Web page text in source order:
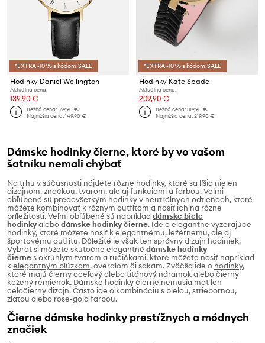
*EXTRA -10 % s kódom:SALE
Hodinky Daniel Wellington
Aktuálna cena:
139,90 €
Bežná cena:169,90 €
Najnižšia cena:149,90 €
*EXTRA -10 % s kódom:SALE
Hodinky Kate Spade
Aktuálna cena:
209,90 €
Bežná cena:319,90 €
Najnižšia cena:219,90 €
Dámske hodinky čierne, ktoré by vo vašom
šatníku nemali chýbať
Na trhu v súčasnosti nájdete rôzne hodinky, ktoré sa líšia nielen
dizajnom, značkou, tvarom, ale aj funkciami a farbou. Veľmi
obľúbené sú predovšetkým hodinky v neutrálnych odtieňoch, ktoré
môžete kombinovať k rôznym outfitom a nosiť ich na rôzne
príležitosti. Veľmi obľúbené sú napríkladdámske biele
hodinkyalebodámske hodinky čierne. Ide o elegantne vyzerajúce
hodinky, ktoré môžete nosiť k elegantnému, ležérnemu, ale aj
športovému outfitu. Dôležité je však ten správny dizajn hodiniek.
Vybrať si môžete skutočne elegantné dámske hodinky
čiernes okrúhlym tvarom a ručičkami, ktoré môžete nosiť napríklad
k elegantným blúzkam, overalom či sakám. Zväčša ide o hodinky,
ktoré majú čierny oceľový alebo titánový náramok alebo čierny
kožený remienok. Dámske hodinky čierne nemusia mať len
celočierny dizajn. Často ide o kombináciu s bielou, striebornou,
zlatou alebo rose-gold farbou.
Čierne dámske hodinky prestížnych a módnych
značiek